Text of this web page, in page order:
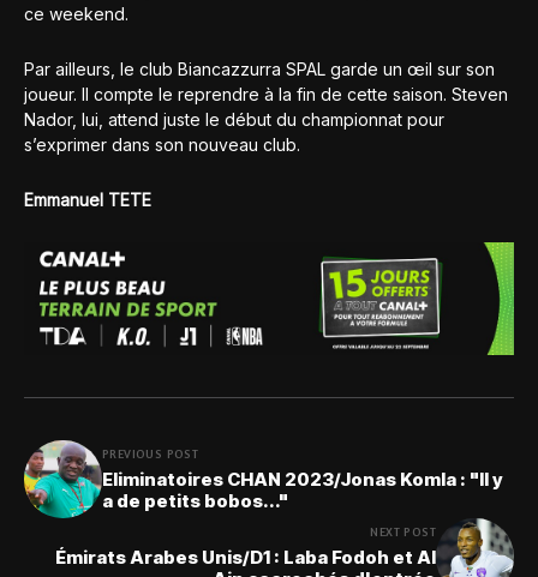
ce weekend.
Par ailleurs, le club Biancazzurra SPAL garde un œil sur son
joueur. Il compte le reprendre à la fin de cette saison. Steven
Nador, lui, attend juste le début du championnat pour
s’exprimer dans son nouveau club.
Emmanuel TETE
PREVIOUS POST
Eliminatoires CHAN 2023/Jonas Komla : "Il y
a de petits bobos..."
NEXT POST
Émirats Arabes Unis/D1 : Laba Fodoh et Al